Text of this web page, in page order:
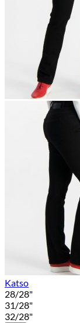
Katso
28/28"
31/28"
32/28"